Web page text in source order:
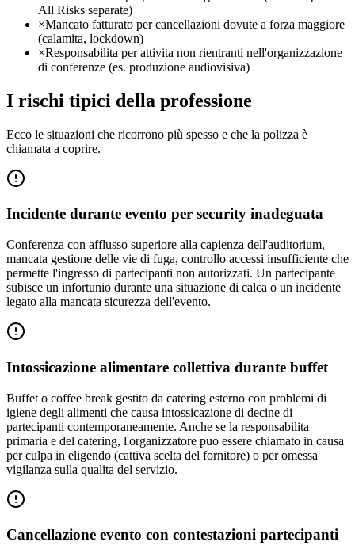
All Risks separate)
×Mancato fatturato per cancellazioni dovute a forza maggiore
(calamita, lockdown)
×Responsabilita per attivita non rientranti nell'organizzazione
di conferenze (es. produzione audiovisiva)
I rischi tipici della professione
Ecco le situazioni che ricorrono più spesso e che la polizza è
chiamata a coprire.
Incidente durante evento per security inadeguata
Conferenza con afflusso superiore alla capienza dell'auditorium,
mancata gestione delle vie di fuga, controllo accessi insufficiente che
permette l'ingresso di partecipanti non autorizzati. Un partecipante
subisce un infortunio durante una situazione di calca o un incidente
legato alla mancata sicurezza dell'evento.
Intossicazione alimentare collettiva durante buffet
Buffet o coffee break gestito da catering esterno con problemi di
igiene degli alimenti che causa intossicazione di decine di
partecipanti contemporaneamente. Anche se la responsabilita
primaria e del catering, l'organizzatore puo essere chiamato in causa
per culpa in eligendo (cattiva scelta del fornitore) o per omessa
vigilanza sulla qualita del servizio.
Cancellazione evento con contestazioni partecipanti